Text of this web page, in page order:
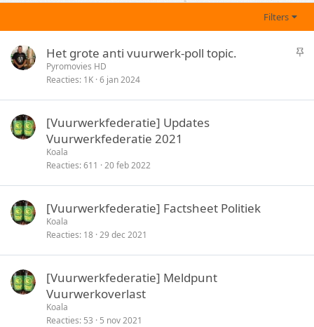
Filters
S
Het grote anti vuurwerk-poll topic.
Pyromovies HD
Reacties 1K 6 jan 2024
[Vuurwerkfederatie] Updates
Vuurwerkfederatie 2021
Koala
Reacties 611 20 feb 2022
[Vuurwerkfederatie] Factsheet Politiek
Koala
Reacties 18 29 dec 2021
[Vuurwerkfederatie] Meldpunt
Vuurwerkoverlast
Koala
Reacties 53 5 nov 2021